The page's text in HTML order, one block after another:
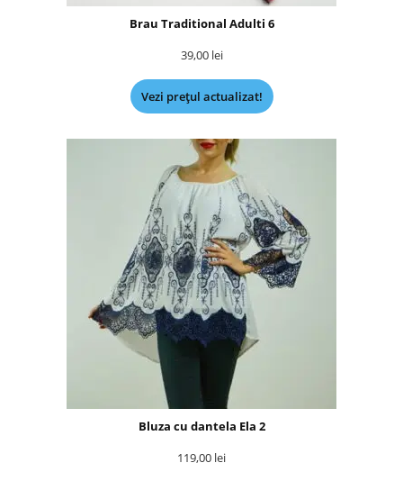
Brau Traditional Adulti 6
39,00 lei
Vezi prețul actualizat!
Bluza cu dantela Ela 2
119,00 lei